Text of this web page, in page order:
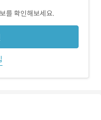
를 확인해보세요.